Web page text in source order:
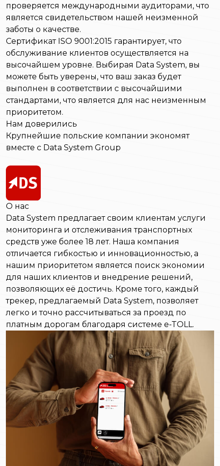
проверяется международными аудиторами, что
является свидетельством нашей неизменной
заботы о качестве.
Сертификат ISO 9001:2015 гарантирует, что
обслуживание клиентов осуществляется на
высочайшем уровне. Выбирая Data System, вы
можете быть уверены, что ваш заказ будет
выполнен в соответствии с высочайшими
стандартами, что является для нас неизменным
приоритетом.
Нам доверились
Крупнейшие польские компании экономят
вместе с Data System Group
О нас
Data System предлагает своим клиентам услуги
мониторинга и отслеживания транспортных
средств уже более 18 лет. Наша компания
отличается гибкостью и инновационностью, а
нашим приоритетом является поиск экономии
для наших клиентов и внедрение решений,
позволяющих её достичь. Кроме того, каждый
трекер, предлагаемый Data System, позволяет
легко и точно рассчитываться за проезд по
платным дорогам благодаря системе e-TOLL.